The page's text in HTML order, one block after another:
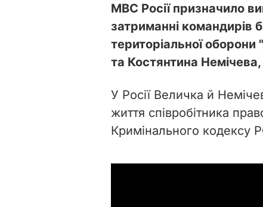
МВС Росії призначило
затриманні командирів
територіальної оборони
та Костянтина Немічева,
У Росії Величка й
життя співробітника
Кримінального кодексу